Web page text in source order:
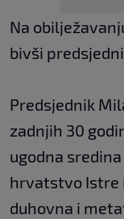
Na
bivši
Predsjednik
zadnjih 30
ugodna
hrvatstvo Istre
duhovna i